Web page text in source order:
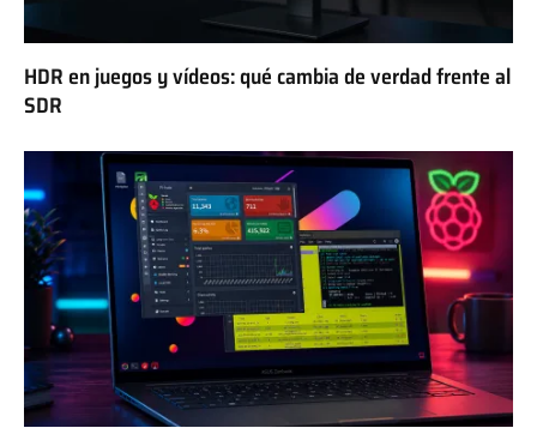
HDR en juegos y vídeos: qué cambia de verdad frente al
SDR